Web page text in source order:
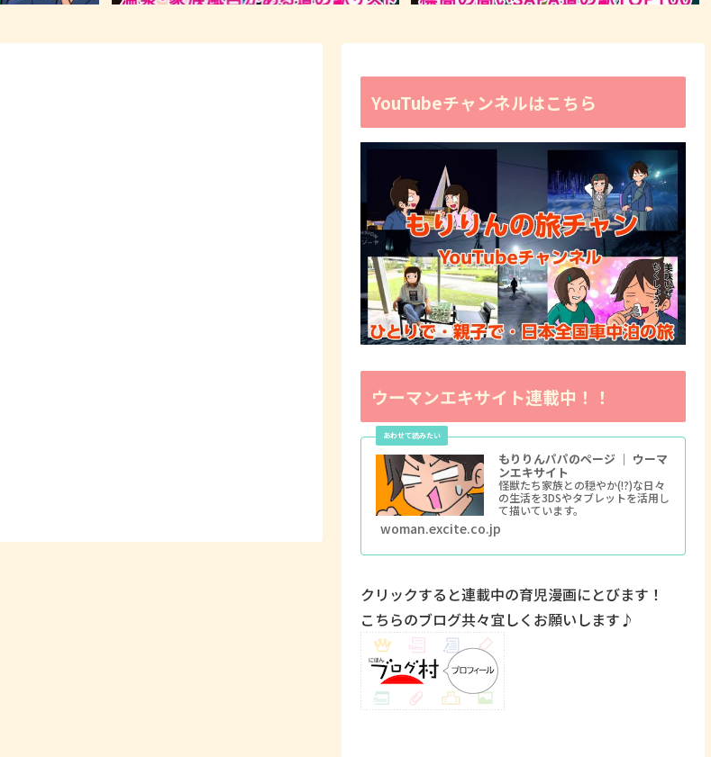
YouTubeチャンネルはこちら
ウーマンエキサイト連載中！！
もりりんパパのページ ｜ ウーマ
ンエキサイト
怪獣たち家族との穏やか(!?)な日々
の生活を3DSやタブレットを活用し
て描いています。
woman.excite.co.jp
クリックすると連載中の育児漫画にとびます！
こちらのブログ共々宜しくお願いします♪